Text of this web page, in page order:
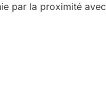
par la proximité avec